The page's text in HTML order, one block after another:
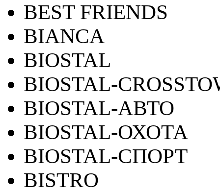
BEST FRIENDS
BIANCA
BIOSTAL
BIOSTAL-
BIOSTAL-АВТО
BIOSTAL-ОХОТА
BIOSTAL-СПОРТ
BISTRO